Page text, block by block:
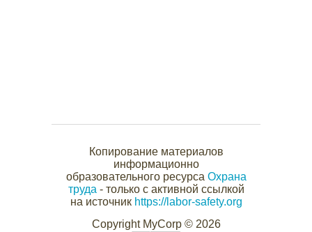
Копирование материалов
информационно
образовательного ресурса Охрана
труда - только с активной ссылкой
на источник https://labor-safety.org
Copyright MyCorp © 2026